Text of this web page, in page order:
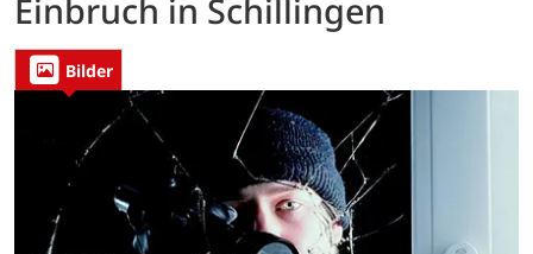
Einbruch in Schillingen
Bilder